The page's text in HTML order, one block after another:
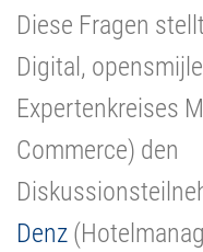
Diese Fragen stellt
Digital,
Expertenkreises
Commerce) den
Denz